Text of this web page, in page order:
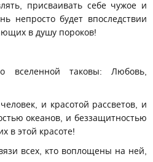
присваивать себе чужое и
непросто будет впоследствии
в душу пороков!
вселенной таковы: Любовь,
и красотой рассветов, и
океанов, и беззащитностью
в этой красоте!
всех, кто воплощены на ней,